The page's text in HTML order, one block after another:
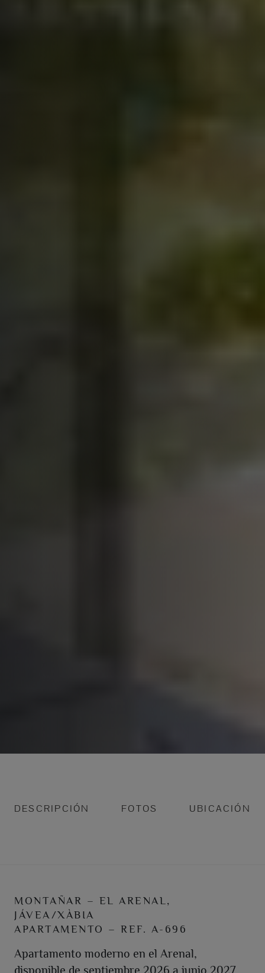
DESCRIPCIÓN FOTOS UBICACIÓN
MONTAÑAR – EL ARENAL,
JÁVEA/XÀBIA
APARTAMENTO – REF. A-696
Apartamento moderno en el Arenal,
disponible de septiembre 2026 a junio 2027